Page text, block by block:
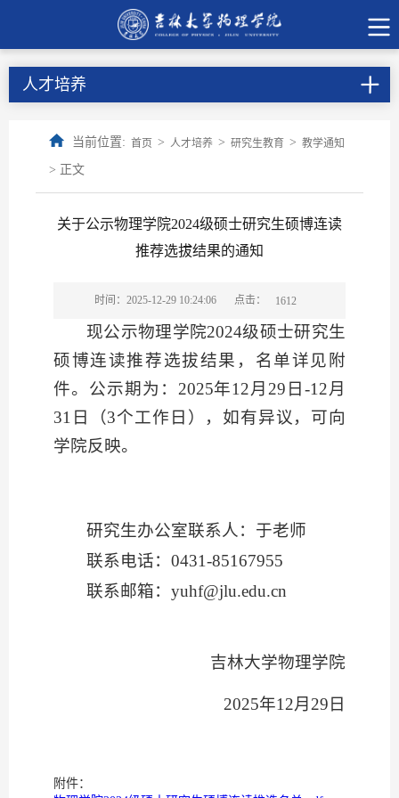
人才培养
当前位置: 首页 > 人才培养 > 研究生教育 > 教学通知
> 正文
关于公示物理学院2024级硕士研究生硕博连读​
推荐选拔结果的通知
时间：2025-12-29 10:24:06 点击： 1612
现公示物理学院2024级硕士研究生
硕博连读推荐选拔结果，名单详见附
件。公示期为： 2025年12月 29 日-12月
31 日（3个工作日），如有异议，可向
学院反映。
研究生办公室联系人：于老师
联系电话：0431-85167955
联系邮箱：yuhf@jlu.edu.cn
吉林大学物理学院
2025年12月 29 日
附件：